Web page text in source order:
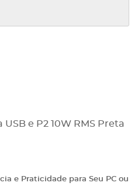
e P2 10W RMS Preta
e Praticidade para Seu PC ou